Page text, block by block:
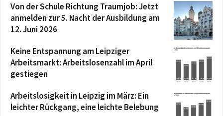
Von der Schule Richtung Traumjob: Jetzt
anmelden zur 5. Nacht der Ausbildung am
12. Juni 2026
Keine Entspannung am Leipziger
Arbeitsmarkt: Arbeitslosenzahl im April
gestiegen
Arbeitslosigkeit in Leipzig im März: Ein
leichter Rückgang, eine leichte Belebung